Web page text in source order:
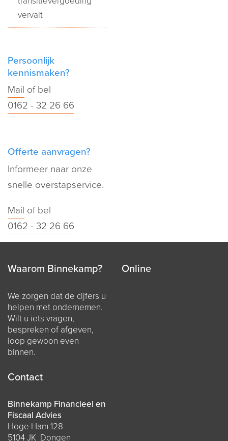
vervalt
Persoonlijk
kennismaken?
Mail of bel
0162 - 32 26 66
Offerte aanvragen?
Informeer naar onze
snelle overstapservice.
Mail of bel
0162 - 32 26 66
Waarom Binnekamp?
We zorgen dat de cijfers u
helpen met ondernemen.
Wilt u iets vragen,
bespreken of afgeven,
loop gewoon even
binnen.
Online
Contact
Binnekamp Financieel en
Fiscaal Advies
Hoge Ham 128
5104 JK Dongen